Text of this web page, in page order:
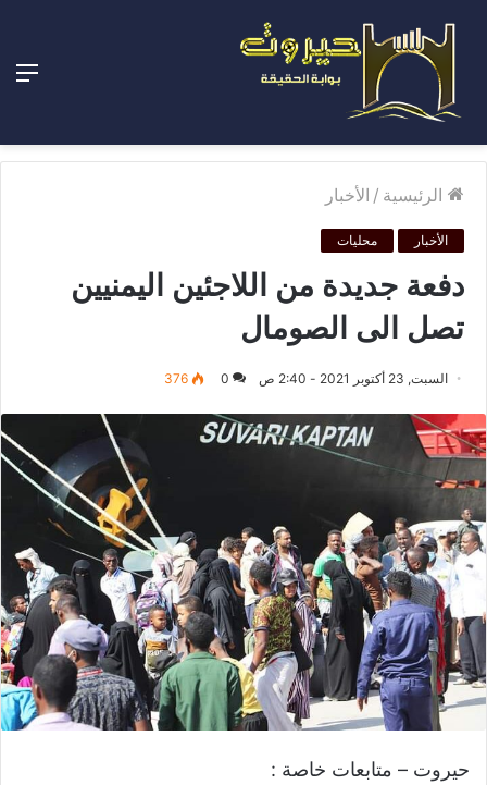
الرئيسية / الأخبار
الأخبار محليات
دفعة جديدة من اللاجئين اليمنيين
تصل الى الصومال
السبت, 23 أكتوبر 2021 - 2:40 ص 0
376
حيروت – متابعات خاصة :